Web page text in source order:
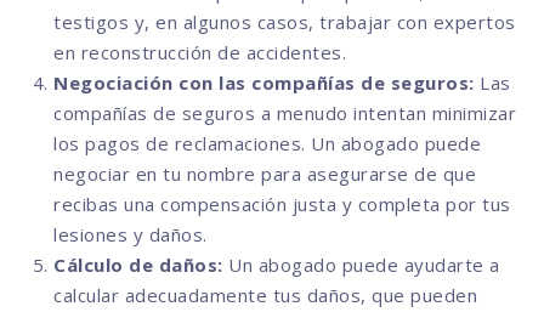
testigos y, en algunos casos, trabajar con expertos
en reconstrucción de accidentes.
Negociación con las compañías de seguros: Las
compañías de seguros a menudo intentan minimizar
los pagos de reclamaciones. Un abogado puede
negociar en tu nombre para asegurarse de que
recibas una compensación justa y completa por tus
lesiones y daños.
Cálculo de daños: Un abogado puede ayudarte a
calcular adecuadamente tus daños, que pueden